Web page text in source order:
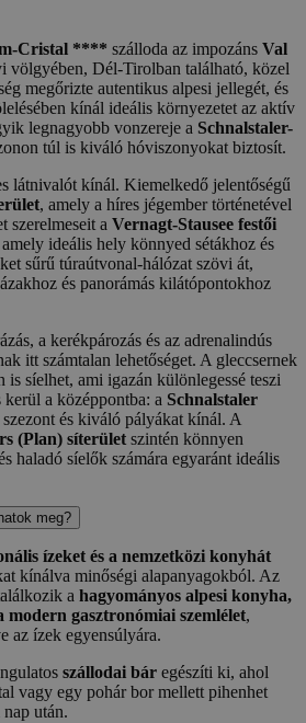
Cristal **** szálloda az impozáns Val
völgyében, Dél-Tirolban található, közel
megőrizte autentikus alpesi jellegét, és
kínál ideális környezetet az aktív
legnagyobb vonzereje a Schnalstaler-
túl is kiváló hóviszonyokat biztosít.
látnivalót kínál. Kiemelkedő jelentőségű
, amely a híres jégember történetével
szerelmeseit a Vernagt-Stausee festői
ideális hely könnyed sétákhoz és
sűrű túraútvonal-hálózat szövi át,
és panorámás kilátópontokhoz
a kerékpározás és az adrenalindús
itt számtalan lehetőséget. A gleccsernek
is síelhet, ami igazán különlegessé teszi
a középpontba: a Schnalstaler
szezont és kiváló pályákat kínál. A
(Plan) síterület szintén könnyen
haladó síelők számára egyaránt ideális
meg?
ízeket és a nemzetközi konyhát
kínálva minőségi alapanyagokból. Az
a hagyományos alpesi konyha,
modern gasztronómiai szemlélet,
az ízek egyensúlyára.
szállodai bár egészíti ki, ahol
vagy egy pohár bor mellett pihenhet
után.